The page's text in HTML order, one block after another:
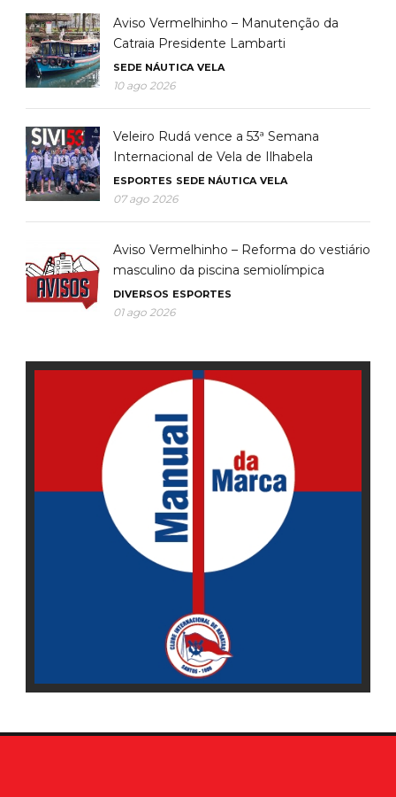
Aviso Vermelhinho – Manutenção da
Catraia Presidente Lambarti
SEDE NÁUTICA VELA
10 ago 2026
Veleiro Rudá vence a 53ª Semana
Internacional de Vela de Ilhabela
ESPORTES SEDE NÁUTICA VELA
07 ago 2026
Aviso Vermelhinho – Reforma do vestiário
masculino da piscina semiolímpica
DIVERSOS ESPORTES
01 ago 2026